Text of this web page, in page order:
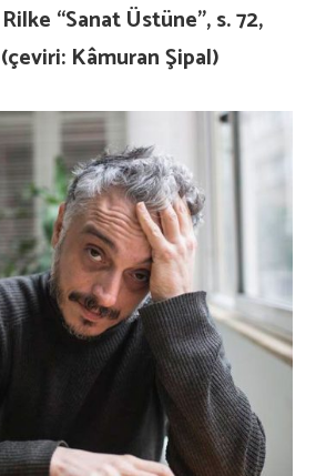
“Sanat Üstüne”, s. 72,
Kâmuran Şipal)